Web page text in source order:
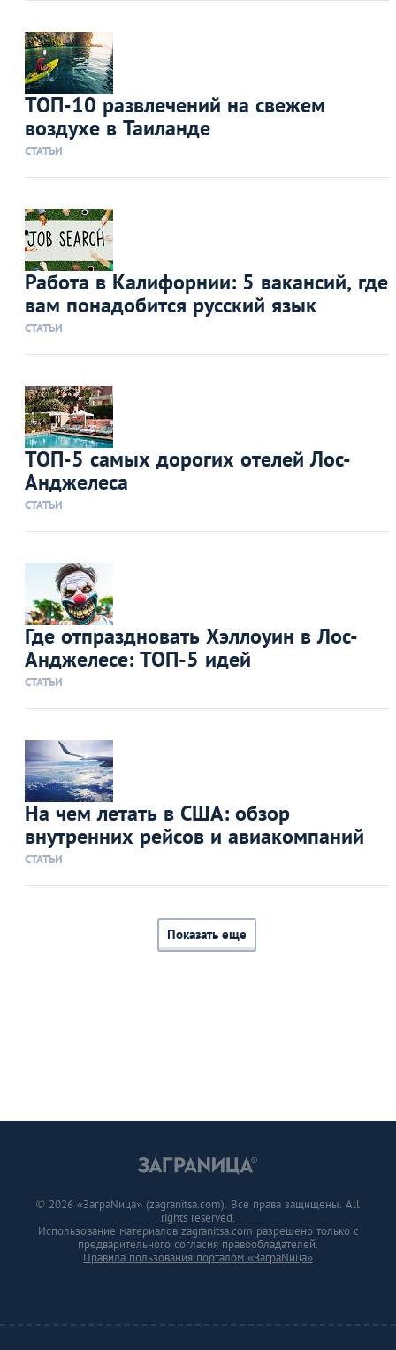
ТОП-10 развлечений на свежем
воздухе в Таиланде
СТАТЬИ
Работа в Калифорнии: 5 вакансий, где
вам понадобится русский язык
СТАТЬИ
ТОП-5 самых дорогих отелей Лос-
Анджелеса
СТАТЬИ
Где отпраздновать Хэллоуин в Лос-
Анджелесе: ТОП-5 идей
СТАТЬИ
На чем летать в США: обзор
внутренних рейсов и авиакомпаний
СТАТЬИ
Показать еще
© 2026 «ЗаграNица» (zagranitsa.com). Все права защищены. All
rights reserved.
Использование материалов zagranitsa.com разрешено только с
предварительного согласия правообладателей.
Правила пользования порталом «ЗаграNица»